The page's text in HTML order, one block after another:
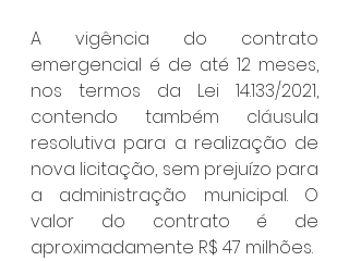
A vigência do contrato
emergencial é de até 12 meses,
nos termos da Lei 14.133/2021,
contendo também cláusula
resolutiva para a realização de
nova licitação, sem prejuízo para
a administração municipal. O
valor do contrato é de
aproximadamente R$ 47 milhões.